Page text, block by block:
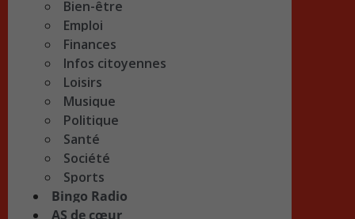
Bien-être
Emploi
Finances
Infos citoyennes
Loisirs
Musique
Politique
Santé
Société
Sports
Bingo Radio
AS de cœur